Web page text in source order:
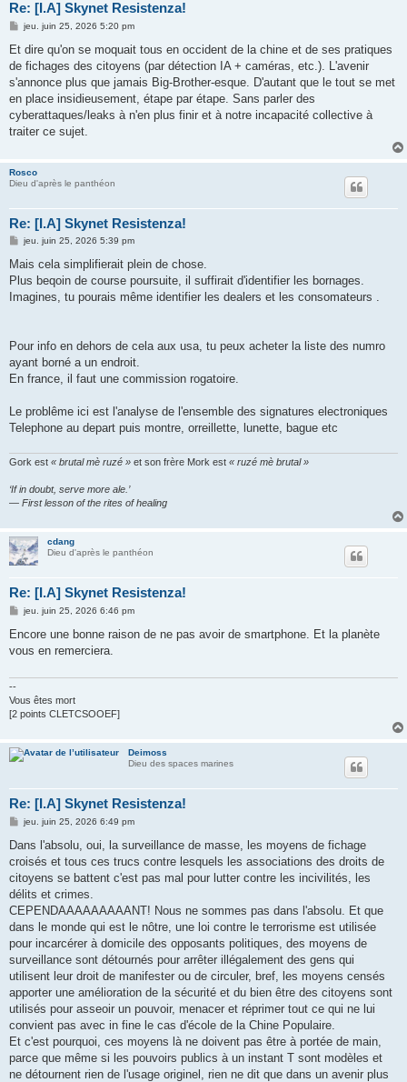
Re: [I.A] Skynet Resistenza!
M
s
a
g
jeu. juin 25, 2026 5:20 pm
Et dire qu'on se moquait tous en occident de la chine et de ses pratiques
de fichages des citoyens (par détection IA + caméras, etc.). L'avenir
s'annonce plus que jamais Big-Brother-esque. D'autant que le tout se met
en place insidieusement, étape par étape. Sans parler des
cyberattaques/leaks à n'en plus finir et à notre incapacité collective à
traiter ce sujet.
Rosco
Dieu d'après le panthéon
Re: [I.A] Skynet Resistenza!
M
s
a
g
jeu. juin 25, 2026 5:39 pm
Mais cela simplifierait plein de chose.
Plus beqoin de course poursuite, il suffirait d'identifier les bornages.
Imagines, tu pourais même identifier les dealers et les consomateurs .
Pour info en dehors de cela aux usa, tu peux acheter la liste des numro
ayant borné a un endroit.
En france, il faut une commission rogatoire.
Le problême ici est l'analyse de l'ensemble des signatures electroniques
Telephone au depart puis montre, orreillette, lunette, bague etc
Gork est « brutal mè ruzé » et son frère Mork est « ruzé mè brutal »
‘If in doubt, serve more ale.’
— First lesson of the rites of healing
cdang
Dieu d'après le panthéon
Re: [I.A] Skynet Resistenza!
M
s
a
jeu. juin 25, 2026 6:46 pm
Encore une bonne raison de ne pas avoir de smartphone. Et la planète
vous en remerciera.
--
Vous êtes mort
[2 points CLETCSOOEF]
Deimoss
Dieu des spaces marines
Re: [I.A] Skynet Resistenza!
M
s
a
g
jeu. juin 25, 2026 6:49 pm
Dans l'absolu, oui, la surveillance de masse, les moyens de fichage
croisés et tous ces trucs contre lesquels les associations des droits de
citoyens se battent c'est pas mal pour lutter contre les incivilités, les
délits et crimes.
CEPENDAAAAAAAAANT! Nous ne sommes pas dans l'absolu. Et que
dans le monde qui est le nôtre, une loi contre le terrorisme est utilisée
pour incarcérer à domicile des opposants politiques, des moyens de
surveillance sont détournés pour arrêter illégalement des gens qui
utilisent leur droit de manifester ou de circuler, bref, les moyens censés
apporter une amélioration de la sécurité et du bien être des citoyens sont
utilisés pour asseoir un pouvoir, menacer et réprimer tout ce qui ne lui
convient pas avec in fine le cas d'école de la Chine Populaire.
Et c'est pourquoi, ces moyens là ne doivent pas être à portée de main,
parce que même si les pouvoirs publics à un instant T sont modèles et
ne détournent rien de l'usage originel, rien ne dit que dans un avenir plus